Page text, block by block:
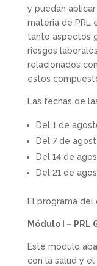
y puedan
materia de PRL
tanto aspectos
riesgos
relacionados
estos
Las fechas de
Del 1 de
Del 7 de
Del 14 de
Del 21 de
El programa del
Módulo I – PRL
Este módulo
con la salud y